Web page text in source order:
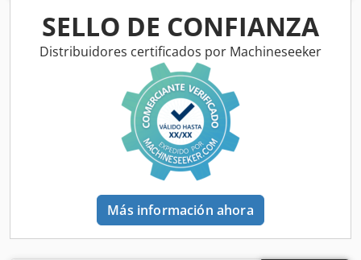
Medida de neumáticos: 425/65R22,5 Djdouc Dcdopfx
Agdsck Suspensión: suspensión neumática Tracción:
tracción a las ruedas Peso en vacío: 7.720 kg Carga útil:
28.280 kg MMA: 36.000 kg Marca de la carrocería: DE BUF
SELLO DE CONFIANZA
Distribuidores certificados por Machineseeker
Más información ahora